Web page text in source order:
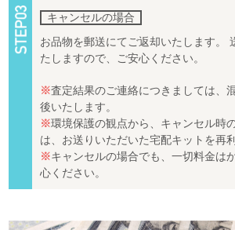
キャンセルの場合
お品物を郵送にてご返却いたします。
たしますので、ご安心ください。
※査定結果のご連絡につきましては、
後いたします。
※環境保護の観点から、キャンセル時
は、お送りいただいた宅配キットを再
※キャンセルの場合でも、一切料金は
心ください。